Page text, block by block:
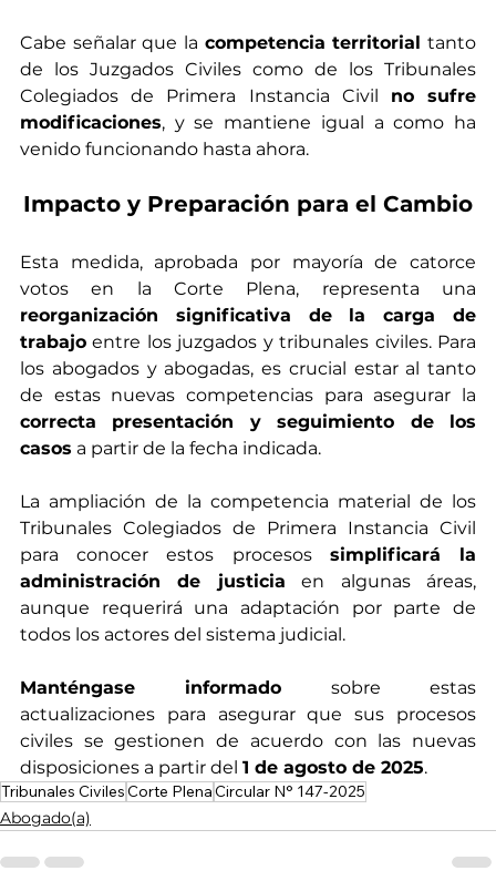
Cabe señalar que la competencia territorial tanto
de los Juzgados Civiles como de los Tribunales
Colegiados de Primera Instancia Civil no sufre
modificaciones, y se mantiene igual a como ha
venido funcionando hasta ahora.
Impacto y Preparación para el Cambio
Esta medida, aprobada por mayoría de catorce
reorganización significativa de la carga de
trabajo entre los juzgados y tribunales civiles. Para
los abogados y abogadas, es crucial estar al tanto
correcta presentación y seguimiento de los
casos a partir de la fecha indicada.
La ampliación de la competencia material de los
Tribunales Colegiados de Primera Instancia Civil
para conocer estos procesos simplificará la
administración de justicia en algunas áreas,
aunque requerirá una adaptación por parte de
todos los actores del sistema judicial.
Manténgase informado sobre estas
actualizaciones para asegurar que sus procesos
civiles se gestionen de acuerdo con las nuevas
disposiciones a partir del 1 de agosto de 2025.
Tribunales CivilesCorte PlenaCircular N° 147-2025
Abogado(a)